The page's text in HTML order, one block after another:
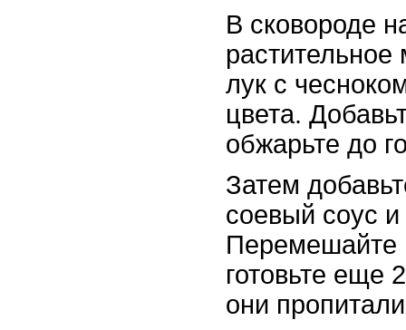
В сковороде
лук с
цвета.
обжарьте до
Затем
соевый соус
Перемешайте
готовьте еще
они